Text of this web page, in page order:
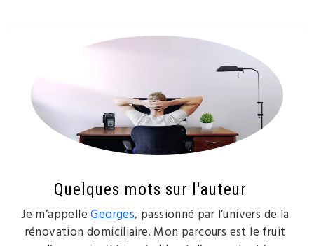
Quelques mots sur l'auteur
Je m’appelleGeorges, passionné par l’univers de la
rénovation domiciliaire. Mon parcours est le fruit